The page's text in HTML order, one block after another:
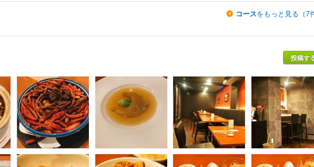
コースをもっと見る（7
投稿す